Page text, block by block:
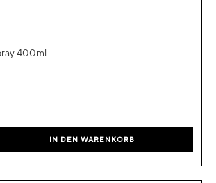
400ml
IN DEN WARENKORB